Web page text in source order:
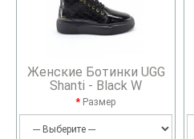
Женские Ботинки UGG
Shanti - Black W
Размер